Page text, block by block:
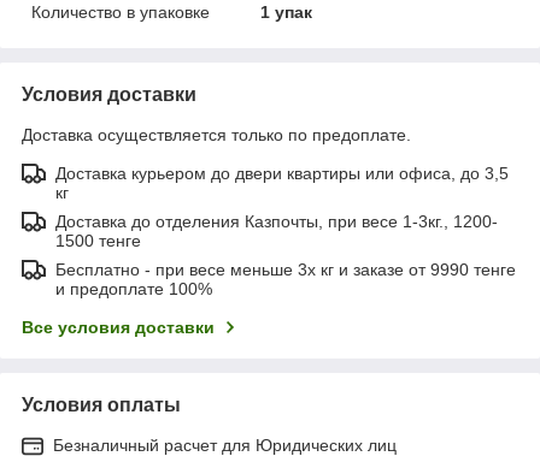
Количество в упаковке
1 упак
Условия доставки
Доставка осуществляется только по предоплате.
Доставка курьером до двери квартиры или офиса, до 3,5
кг
Доставка до отделения Казпочты, при весе 1-3кг., 1200-
1500 тенге
Бесплатно - при весе меньше 3х кг и заказе от 9990 тенге
и предоплате 100%
Все условия доставки
Условия оплаты
Безналичный расчет для Юридических лиц